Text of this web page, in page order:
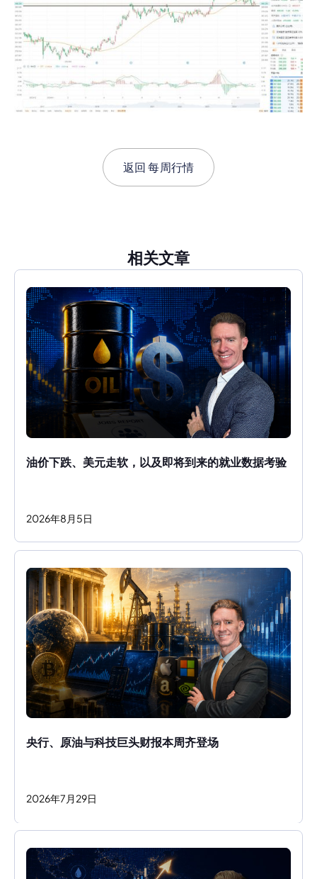
返回每周行情
相关文章
油价下跌、美元走软，以及即将到来的就业数据考验
2026年8 月 5日
央行、原油与科技巨头财报本周齐登场
2026年7 月 29日